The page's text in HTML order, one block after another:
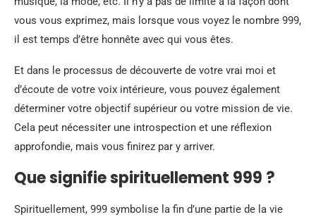
vous vous exprimez, mais lorsque vous voyez le nombre 999,
il est temps d’être honnête avec qui vous êtes.
Et dans le processus de découverte de votre vrai moi et
d’écoute de votre voix intérieure, vous pouvez également
déterminer votre objectif supérieur ou votre mission de vie.
Cela peut nécessiter une introspection et une réflexion
approfondie, mais vous finirez par y arriver.
Que signifie spirituellement 999 ?
Spirituellement, 999 symbolise la fin d’une partie de la vie